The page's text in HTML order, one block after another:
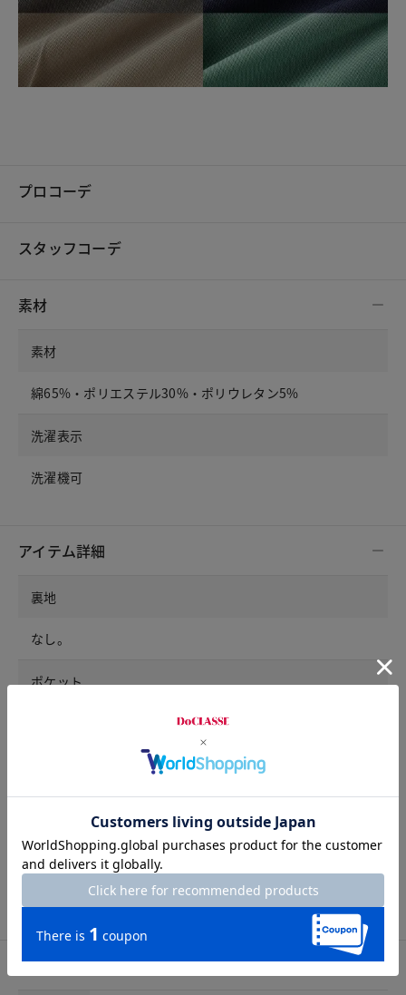
プロコーデ
スタッフコーデ
素材
素材
綿65%・ポリエステル30%・ポリウレタン5%
洗濯表示
洗濯機可
アイテム詳細
裏地
なし。
ポケット
前：左右ポケット。後ろ：左右ポケット
開きの仕様
前ファスナーとボタン。
サイズ詳細 サイズガイドはこちら